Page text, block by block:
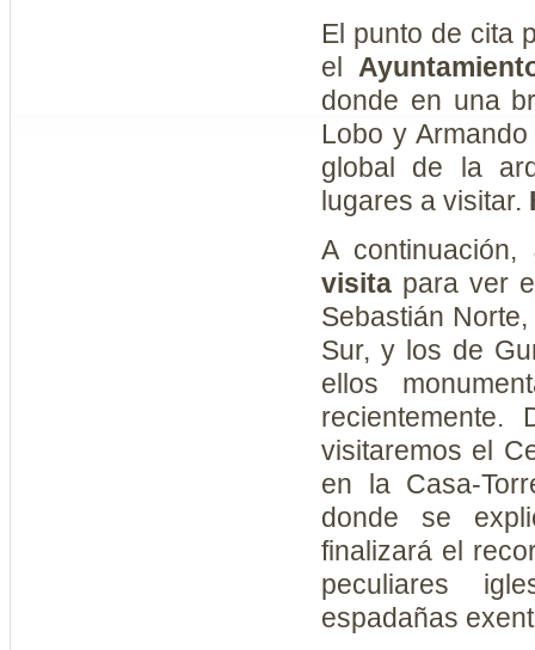
El punto de cita
el
donde en una
Lobo y
global de la
lugares a visitar.
A continuación,
visita para ver
Sebastián
Sur, y los de
ellos
recientemente.
visitaremos el
en la Casa-
donde se
finalizará el
peculiares
espadañas